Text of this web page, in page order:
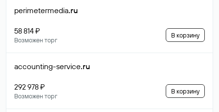
perimetermedia.ru
58 814 ₽
Возможен торг
В корзину
accounting-service.ru
292 978 ₽
Возможен торг
В корзину